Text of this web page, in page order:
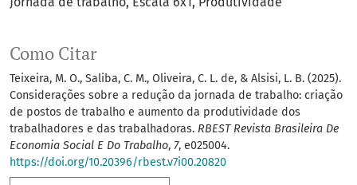
Como Citar
Teixeira, M. O., Saliba, C. M., Oliveira, C. L. de, & Alsisi, L. B. (2025).
Considerações sobre a redução da jornada de trabalho: criação
de postos de trabalho e aumento da produtividade dos
trabalhadores e das trabalhadoras. RBEST Revista Brasileira De
Economia Social E Do Trabalho, 7, e025004.
https://doi.org/10.20396/rbest.v7i00.20820